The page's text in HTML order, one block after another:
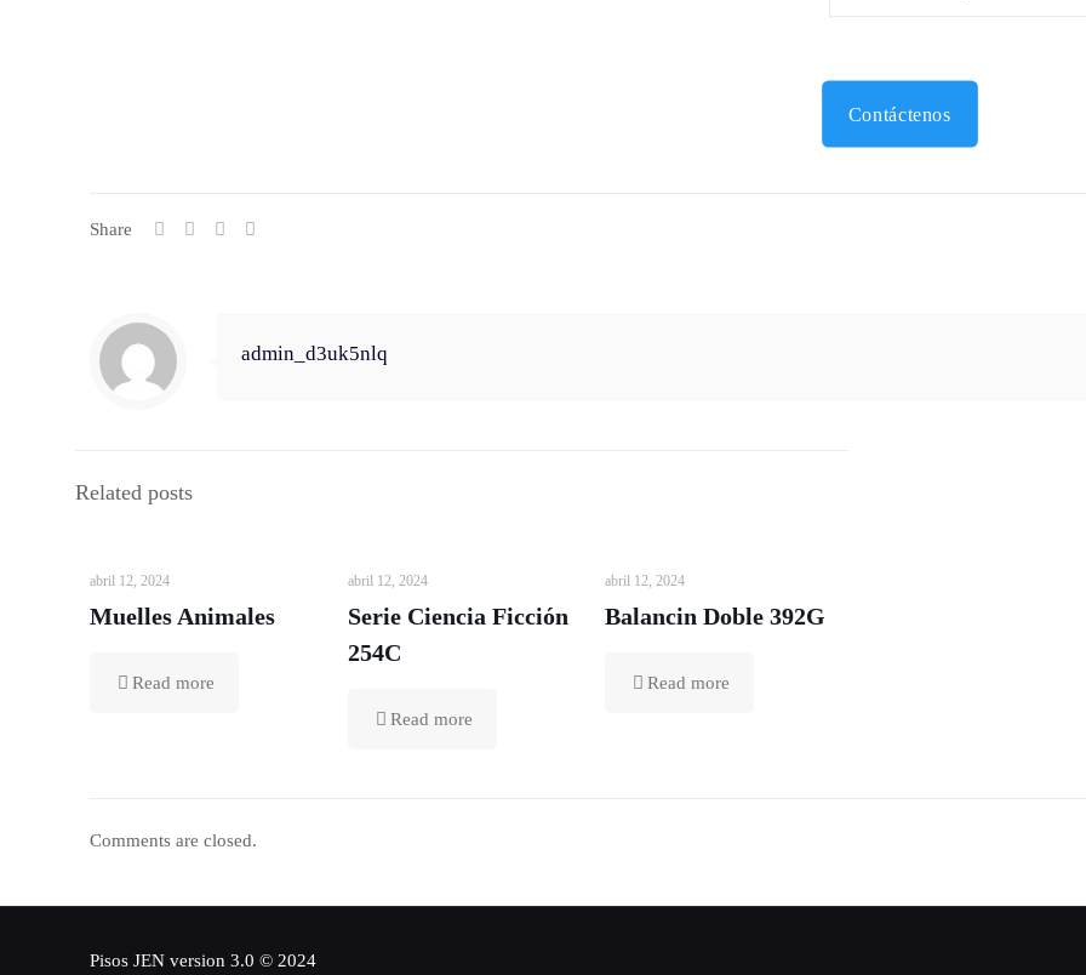
Contáctenos
Share
admin_d3uk5nlq
Related posts
abril 12, 2024
Muelles Animales
Read more
abril 12, 2024
Serie Ciencia Ficción
254C
Read more
abril 12, 2024
Balancin Doble 392G
Read more
Comments are closed.
Pisos JEN version 3.0 © 2024